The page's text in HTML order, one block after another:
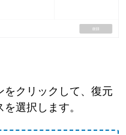
をクリックして、復元
選択します。